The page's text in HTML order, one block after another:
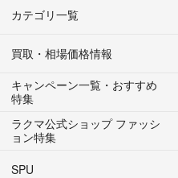
カテゴリ一覧
買取・相場価格情報
キャンペーン一覧・おすすめ
特集
ラクマ公式ショップ ファッシ
ョン特集
SPU